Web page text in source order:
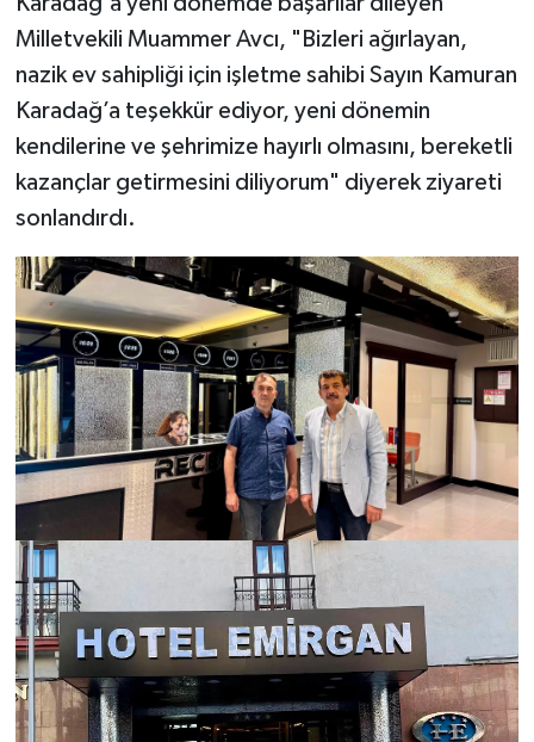
Milletvekili Muammer Avcı, "Bizleri ağırlayan,
nazik ev sahipliği için işletme sahibi Sayın Kamuran
Karadağ’a teşekkür ediyor, yeni dönemin
kendilerine ve şehrimize hayırlı olmasını, bereketli
kazançlar getirmesini diliyorum" diyerek ziyareti
sonlandırdı.